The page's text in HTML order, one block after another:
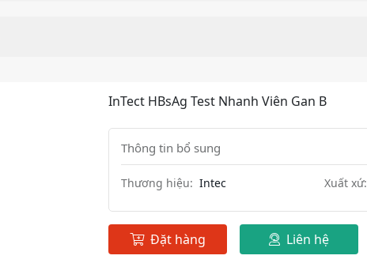
InTect HBsAg Test Nhanh Viên Gan B
Thông tin bổ sung
Thương hiệu: Intec Xuất xứ:
Đặt hàng Liên hệ